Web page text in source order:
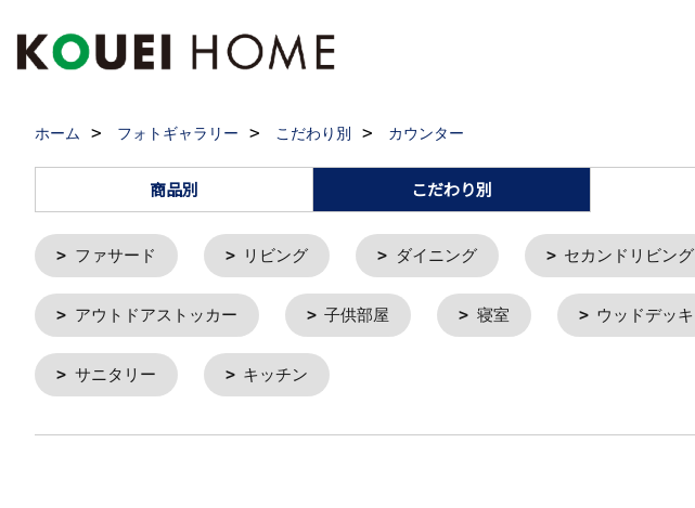
ホーム フォトギャラリー こだわり別 カウンター
商品別 こだわり別
ファサード リビング ダイニング セカンドリビング
アウトドアストッカー 子供部屋 寝室 ウッドデッキ
サニタリー キッチン